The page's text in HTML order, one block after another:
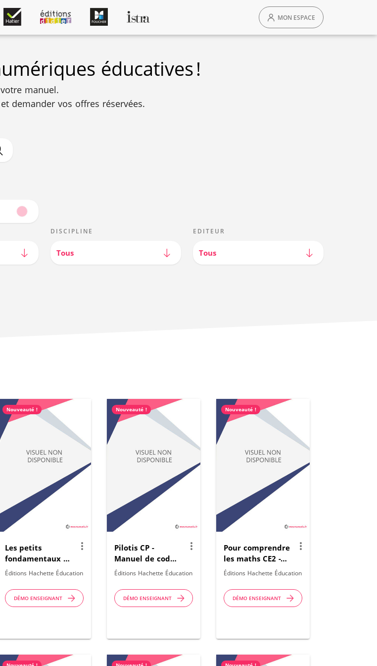
MON ESPACE
éducatives !
manuel.
demander vos offres réservées.
DISCIPLINE
Tous
EDITEUR
Tous
Nouveauté !
Les petits
fondamentaux -
Français - licence
enseignant -
éd.2026
more_vert
Éditions Hachette Éducation
DÉMO ENSEIGNANT
Nouveauté !
Pilotis CP -
Manuel de code
numérique
enseignant -
Edition 2026
more_vert
Éditions Hachette Éducation
DÉMO ENSEIGNANT
Nouveauté !
Pour comprendre
les maths CE2 -
Fichier
enrichi
enseignant - Ed.
more_vert
Éditions Hachette Éducation
DÉMO ENSEIGNANT